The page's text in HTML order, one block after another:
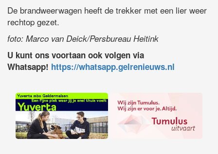
De brandweerwagen heeft de trekker met een lier weer
rechtop gezet.
foto: Marco van Deick/Persbureau Heitink
U kunt ons voortaan ook volgen via
Whatsapp! https://whatsapp.gelrenieuws.nl